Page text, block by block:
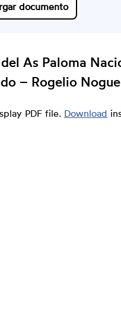
documento
As Paloma
– Rogelio
PDF file. Download